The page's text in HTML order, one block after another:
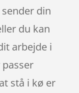
din
du kan
arbejde i
stå i kø er